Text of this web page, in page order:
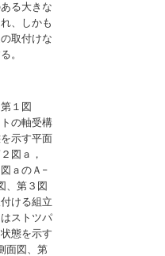
る大きな
、しかも
取付けな
。
１図
の軸受構
示す平面
図ａ，
ａのＡ−
、第３図
ける組立
ストツパ
態を示す
面図、第